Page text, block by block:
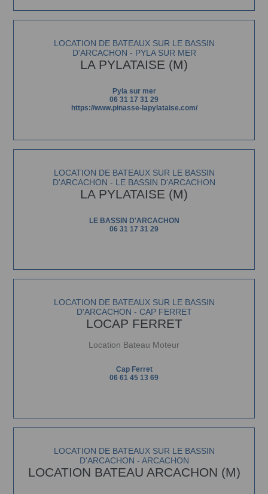
LOCATION DE BATEAUX SUR LE BASSIN
D'ARCACHON - PYLA SUR MER
LA PYLATAISE (M)
Pyla sur mer
06 31 17 31 29
https://www.pinasse-lapylataise.com/
LOCATION DE BATEAUX SUR LE BASSIN
D'ARCACHON - LE BASSIN D'ARCACHON
LA PYLATAISE (M)
LE BASSIN D'ARCACHON
06 31 17 31 29
LOCATION DE BATEAUX SUR LE BASSIN
D'ARCACHON - CAP FERRET
LOCAP FERRET
Location Bateau Moteur
Cap Ferret
06 61 45 13 69
LOCATION DE BATEAUX SUR LE BASSIN
D'ARCACHON - ARCACHON
LOCATION BATEAU ARCACHON (M)